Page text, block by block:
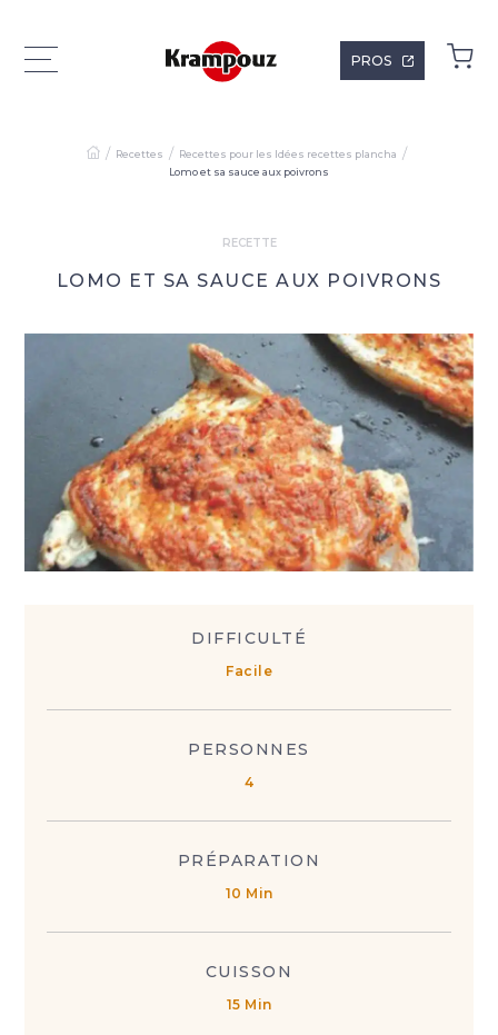
PROS
Recettes
Recettes pour les Idées recettes plancha
Lomo et sa sauce aux poivrons
RECETTE
LOMO ET SA SAUCE AUX POIVRONS
DIFFICULTÉ
Facile
PERSONNES
4
PRÉPARATION
10 Min
CUISSON
15 Min